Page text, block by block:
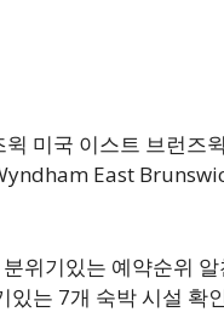
미국 이스트 브런즈
East
위기있는 예약순위 알
있는 7개 숙박 시설 확